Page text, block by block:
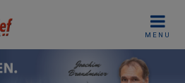
MENU